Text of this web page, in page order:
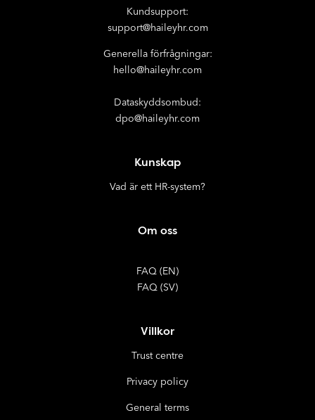
Kundsupport:
support@haileyhr.com
Generella förfrågningar:
hello@haileyhr.com
Dataskyddsombud:
dpo@haileyhr.com
Kunskap
Vad är ett HR-system?
Om oss
FAQ (EN)
FAQ (SV)
Villkor
Trust centre
Privacy policy
General terms